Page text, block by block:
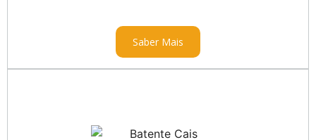
Saber Mais